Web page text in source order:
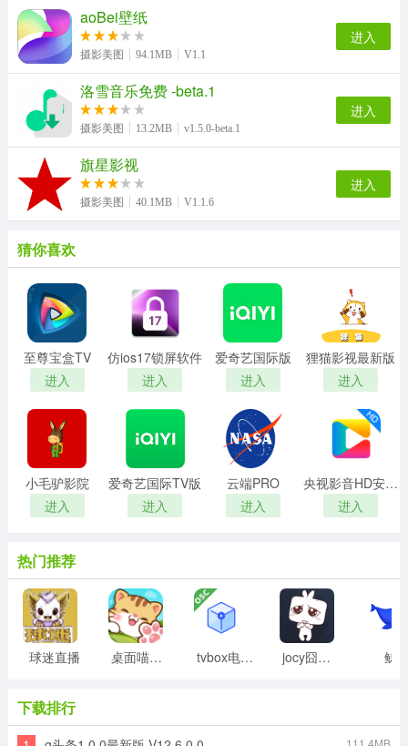
aoBei壁纸
摄影美图 94.1MB V1.1
进入
洛雪音乐免费 -beta.1
摄影美图 13.2MB v1.5.0-beta.1
进入
旗星影视
摄影美图 40.1MB V1.1.6
进入
猜你喜欢
至尊宝盒TV
进入
仿ios17锁屏软件
进入
爱奇艺国际版
进入
狸猫影视最新版
进入
小毛驴影院
进入
爱奇艺国际TV版
进入
云端PRO
进入
央视影音HD安卓版
进入
热门推荐
球迷直播 桌面喵最新版 tvbox电视盒子 jocy囧次元 鲸
下载排行
111.4MB